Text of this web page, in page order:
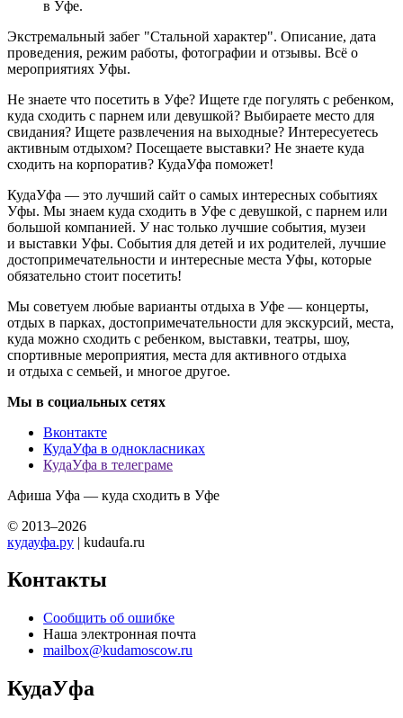
в Уфе.
Экстремальный забег "Стальной характер". Описание, дата
проведения, режим работы, фотографии и отзывы. Всё о
мероприятиях Уфы.
Не знаете что посетить в Уфе? Ищете где погулять с ребенком,
куда сходить с парнем или девушкой? Выбираете место для
свидания? Ищете развлечения на выходные? Интересуетесь
активным отдыхом? Посещаете выставки? Не знаете куда
сходить на корпоратив? КудаУфа поможет!
КудаУфа — это лучший сайт о самых интересных событиях
Уфы. Мы знаем куда сходить в Уфе с девушкой, с парнем или
большой компанией. У нас только лучшие события, музеи
и выставки Уфы. События для детей и их родителей, лучшие
достопримечательности и интересные места Уфы, которые
обязательно стоит посетить!
Мы советуем любые варианты отдыха в Уфе — концерты,
отдых в парках, достопримечательности для экскурсий, места,
куда можно сходить с ребенком, выставки, театры, шоу,
спортивные мероприятия, места для активного отдыха
и отдыха с семьей, и многое другое.
Мы в социальных сетях
Вконтакте
КудаУфа в однокласниках
КудаУфа в телеграме
Афиша Уфа — куда сходить в Уфе
© 2013–2026
кудауфа.ру | kudaufa.ru
Контакты
Сообщить об ошибке
Наша электронная почта
mailbox@kudamoscow.ru
КудаУфа